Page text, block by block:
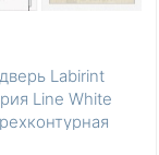
Labirint
Line White